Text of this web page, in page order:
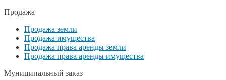
Продажа
Продажа земли
Продажа имущества
Продажа права аренды земли
Продажа права аренды имущества
Муниципальный заказ